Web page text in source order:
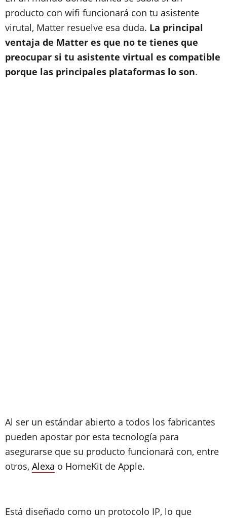
producto con wifi funcionará con tu asistente
virutal, Matter resuelve esa duda. La principal
ventaja de Matter es que no te tienes que
preocupar si tu asistente virtual es compatible
porque las principales plataformas lo son.
Al ser un estándar abierto a todos los fabricantes
pueden apostar por esta tecnología para
asegurarse que su producto funcionará con, entre
otros, Alexa o HomeKit de Apple.
Está diseñado como un protocolo IP, lo que